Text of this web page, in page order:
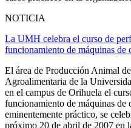
NOTICIA
La UMH celebra el curso de
funcionamiento de máquinas de
El área de Producción Animal
Agroalimentaria de la
en el campus de Orihuela el
funcionamiento de máquinas de
eminentemente práctico, se
próximo 20 de abril de 2007 en